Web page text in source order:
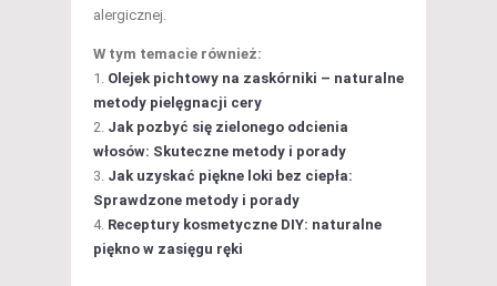
alergicznej.
W tym temacie również:
Olejek pichtowy na zaskórniki – naturalne
metody pielęgnacji cery
Jak pozbyć się zielonego odcienia
włosów: Skuteczne metody i porady
Jak uzyskać piękne loki bez ciepła:
Sprawdzone metody i porady
Receptury kosmetyczne DIY: naturalne
piękno w zasięgu ręki